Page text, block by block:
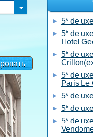
5*
5*
Hotel
5*
5*
Paris Le
5*
5*
5*